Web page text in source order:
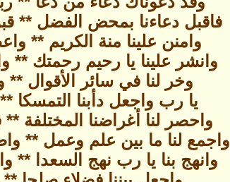
فاقبل دعاءنا بمحض الفضل **
وامنن علينا منة الكريم **
وانشر علينا يا رحيم رحمتك **
وخر لنا في سائر الأقوال **
يا رب واجعل دأبنا التمسكا **
واحصر لنا أغراضنا المختلفة
واجمع لنا ما بين علم وعمل **
وانهج بنا يا رب نهج السعدا **